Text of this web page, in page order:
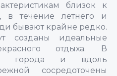
близок к
в течение летнего и
бывают крайне редко.
созданы идеальные
отдыха. В
города и вдоль
сосредоточены